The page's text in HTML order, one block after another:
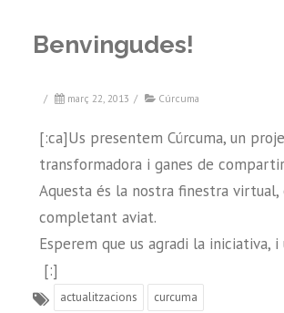
Benvingudes!
/ març 22, 2013 / Cúrcuma
[:ca]Us presentem Cúrcuma, un
transformadora i ganes de
Aquesta és la nostra finestra
completant aviat.
Esperem que us agradi la iniciativa,
[:]
actualitzacions curcuma